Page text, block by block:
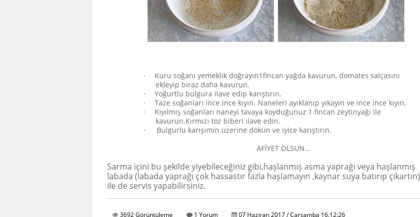
·
Kuru soğanı yemeklik doğrayın1fincan yağda kavurun, domates salçasını
ekleyip biraz daha kavurun.
·
Yoğurtlu bulgura ilave edip karıştırın.
·
Taze soğanları ince ince kıyın. Naneleri ayıklanıp yıkayın ve ince ince kıyın.
·
Kıyılmış soğanları naneyi tavaya koyduğunuz 1 fincan zeytinyağı ile
kavurun.Kırmızı toz biberi ilave edin.
·
Bulgurlu karışımın üzerine dökün ve iyice karıştırın.
AFİYET OLSUN…
Sarma içini bu şekilde yiyebileceğiniz gibi,haşlanmış asma yaprağı veya haşlanmış
labada (labada yaprağı çok hassastır fazla haşlamayın ,kaynar suya batırıp çıkartın)
ile de servis yapabilirsiniz.
3692 Görüntüleme 1 Yorum 07 Haziran 2017 / Çarşamba 16:12:26